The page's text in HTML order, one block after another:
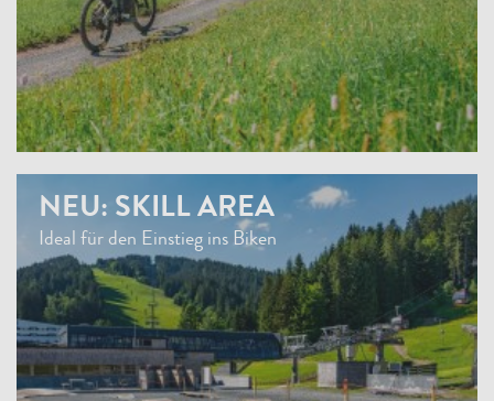
NEU: SKILL AREA
Ideal für den Einstieg ins Biken